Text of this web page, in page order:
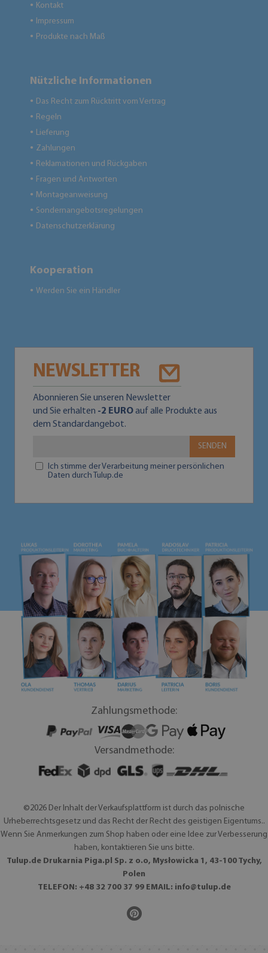
● Kontakt
● Impressum
● Produkte nach Maß
Nützliche Informationen
● Das Recht zum Rücktritt vom Vertrag
● Regeln
● Lieferung
● Zahlungen
● Reklamationen und Rückgaben
● Fragen und Antworten
● Montageanweisung
● Sondernangebotsregelungen
● Datenschutzerklärung
Kooperation
● Werden Sie ein Händler
NEWSLETTER
Abonnieren Sie unseren Newsletter
und Sie erhalten -2 EUROauf alle Produkte aus
dem Standardangebot.
SENDEN
Ich stimme der Verarbeitung meiner persönlichen
Daten durch Tulup.de
Zahlungsmethode:
Versandmethode:
©2026 Der Inhalt der Verkaufsplattform ist durch das polnische
Urheberrechtsgesetz und das Recht der Recht des geistigen Eigentums..
Wenn Sie Anmerkungen zum Shop haben oder eine Idee zur Verbesserung
haben, kontaktieren Sie uns bitte.
Tulup.de Drukarnia Piga.pl Sp. z o.o, Mysłowicka 1, 43-100 Tychy,
Polen
TELEFON: +48 32 700 37 99 EMAIL: info@tulup.de